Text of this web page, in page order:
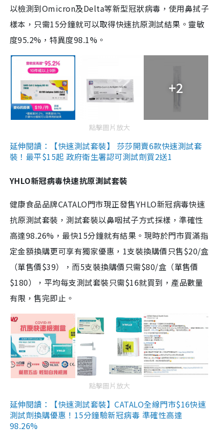
以檢測到Omicron及Delta等新型冠狀病毒，使用鼻拭子
樣本，只需15分鐘就可以取得快速抗原測試結果。靈敏
度95.2%，特異度98.1%。
+2
點擊圖片放大
延伸閱讀：【快速測試套裝】 莎莎開賣6款快速測試套
裝！最平$15起 政府衛生署認可測試劑買2送1
YHLO新冠病毒快速抗原測試套裝
健康食品品牌CATALO門市現正發售YHLO新冠病毒快速
抗原測試套裝，測試套裝以鼻咽拭子方式採樣，準確性
高達98.26%，最快15分鐘就有結果。現時於門市買滿指
定金額換購更可享有獨家優惠，1支裝換購價只售$20/盒
（單售價$39），而5支裝換購價只需$80/盒（單售價
$180），平均每支測試套裝只需$16就買到，產品數量
有限，售完即止。
點擊圖片放大
延伸閱讀：【快速測試套裝】CATALO全線門市$16快速
測試劑換購優惠！15分鐘驗新冠病毒 準確性高達
98.26%